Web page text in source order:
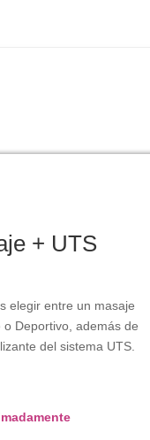
+ UTS
elegir entre un masaje
Deportivo, además de
del sistema UTS.